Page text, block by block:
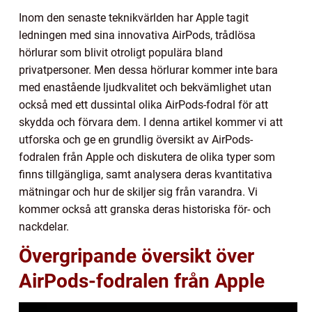
Inom den senaste teknikvärlden har Apple tagit
ledningen med sina innovativa AirPods, trådlösa
hörlurar som blivit otroligt populära bland
privatpersoner. Men dessa hörlurar kommer inte bara
med enastående ljudkvalitet och bekvämlighet utan
också med ett dussintal olika AirPods-fodral för att
skydda och förvara dem. I denna artikel kommer vi att
utforska och ge en grundlig översikt av AirPods-
fodralen från Apple och diskutera de olika typer som
finns tillgängliga, samt analysera deras kvantitativa
mätningar och hur de skiljer sig från varandra. Vi
kommer också att granska deras historiska för- och
nackdelar.
Övergripande översikt över
AirPods-fodralen från Apple